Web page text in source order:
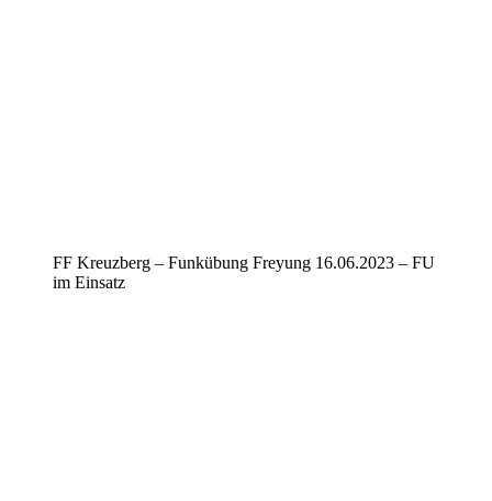
FF Kreuzberg – Funkübung Freyung 16.06.2023 – FU
im Einsatz